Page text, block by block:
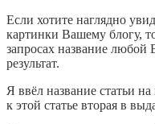
Если хотите наглядно
картинки Вашему блогу,
запросах название любой
результат.
Я ввёл название статьи
к этой статье вторая в